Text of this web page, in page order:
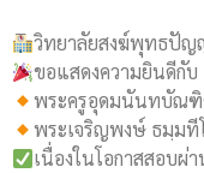
วิทยาลัยสงฆ์พุทธปัญ
ขอแสดงความยินดีกับ
พระครูอุดมนันทบัณฑิ
พระเจริญพงษ์ ธมฺมที
เนื่องในโอกาสสอบ